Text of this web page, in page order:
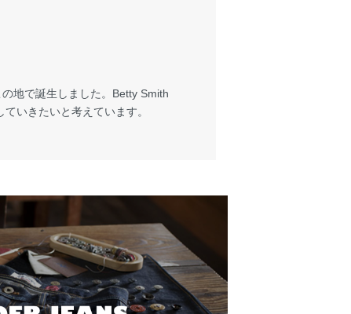
地で誕生しました。Betty Smith
いきたいと考えています。